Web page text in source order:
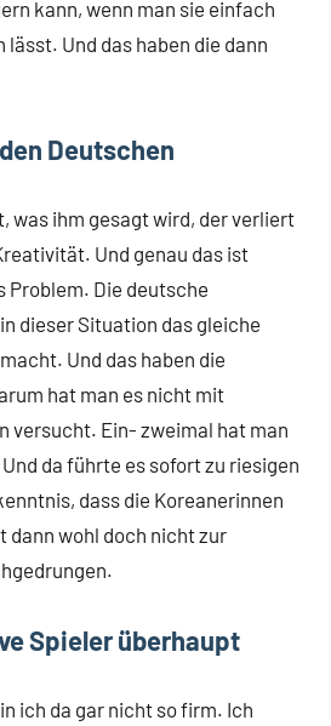
kann, wenn man sie einfach
Und das haben die dann
Deutschen
was ihm gesagt wird, der verliert
Und genau das ist
Problem. Die deutsche
dieser Situation das gleiche
Und das haben die
hat man es nicht mit
versucht. Ein- zweimal hat man
da führte es sofort zu riesigen
dass die Koreanerinnen
dann wohl doch nicht zur
Spieler überhaupt
ich da gar nicht so firm. Ich